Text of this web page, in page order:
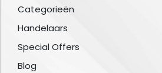
Categorieën
Handelaars
Special Offers
Blog